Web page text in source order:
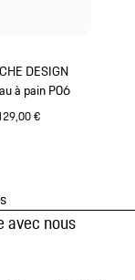
DESIGN
à pain P06
€
avec nous